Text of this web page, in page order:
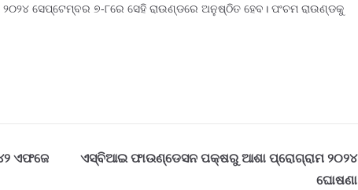
୨୦୨୪ ସେପ୍ଟେମ୍ବର ୭-୮ରେ ସେହି ରାଉଣ୍ଡରେ ଅନୁଷ୍ଠିତ ହେବ। ପଂଚମ ରାଉଣ୍ଡକୁ
ଏଫଜେ
ଏସ୍‌ବିଆଇ ଫାଉଣ୍ଡେସନ ପକ୍ଷରୁ ଆଶା ପ୍ରୋଗ୍ରାମ ୨୦୨୪
ଘୋଷଣା